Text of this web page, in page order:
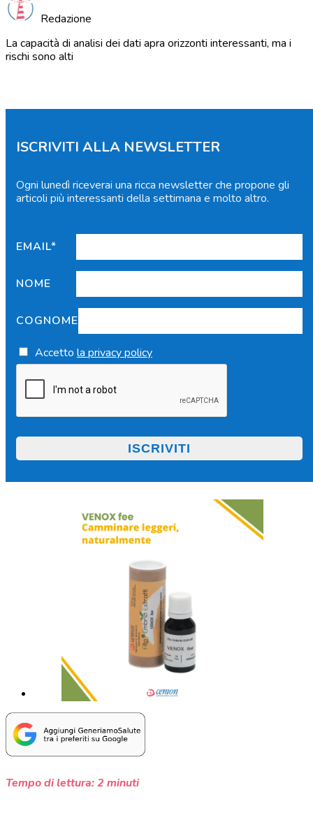
Redazione
La capacità di analisi dei dati apra orizzonti interessanti, ma i
rischi sono alti
ISCRIVITI ALLA NEWSLETTER
Ogni lunedì riceverai una ricca newsletter che propone gli
articoli più interessanti della settimana e molto altro.
EMAIL*
NOME
COGNOME
Accetto la privacy policy
Tempo di lettura:2 minuti